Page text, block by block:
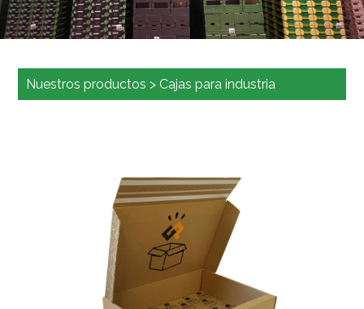
Nuestros productos > Cajas para industria